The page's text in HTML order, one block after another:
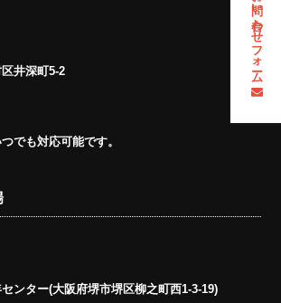
お問い合わせフォーム
井深町5-2
でも対応可能です。
ンター(大阪府堺市堺区柳之町西1-3-19)